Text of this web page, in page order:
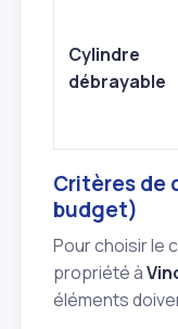
Cylindre
débrayable
Critères de
budget)
Pour choisir le
propriété à
éléments